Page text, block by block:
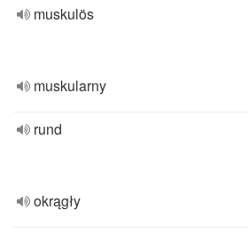
muskulös
muskularny
rund
okrągły